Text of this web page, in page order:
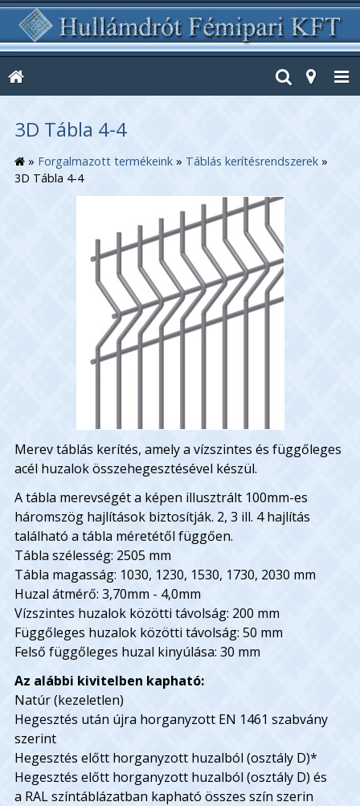
3D Tábla 4-4
» Forgalmazott termékeink » Táblás kerítésrendszerek »
3D Tábla 4-4
Merev táblás kerítés, amely a vízszintes és függőleges
acél huzalok összehegesztésével készül.
A tábla merevségét a képen illusztrált 100mm-es
háromszög hajlítások biztosítják. 2, 3 ill. 4 hajlítás
található a tábla méretétől függően.
Tábla szélesség: 2505 mm
Tábla magasság: 1030, 1230, 1530, 1730, 2030 mm
Huzal átmérő: 3,70mm - 4,0mm
Vízszintes huzalok közötti távolság: 200 mm
Függőleges huzalok közötti távolság: 50 mm
Felső függőleges huzal kinyúlása: 30 mm
Az alábbi kivitelben kapható:
Natúr (kezeletlen)
Hegesztés után újra horganyzott EN 1461 szabvány
szerint
Hegesztés előtt horganyzott huzalból (osztály D)*
Hegesztés előtt horganyzott huzalból (osztály D) és
a RAL színtáblázatban kapható összes szín szerin